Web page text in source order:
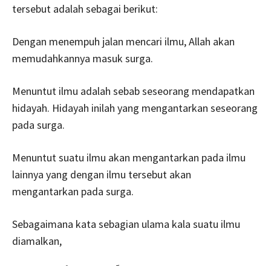
tersebut adalah sebagai berikut:
Dengan menempuh jalan mencari ilmu, Allah akan
memudahkannya masuk surga.
Menuntut ilmu adalah sebab seseorang mendapatkan
hidayah. Hidayah inilah yang mengantarkan seseorang
pada surga.
Menuntut suatu ilmu akan mengantarkan pada ilmu
lainnya yang dengan ilmu tersebut akan
mengantarkan pada surga.
Sebagaimana kata sebagian ulama kala suatu ilmu
diamalkan,